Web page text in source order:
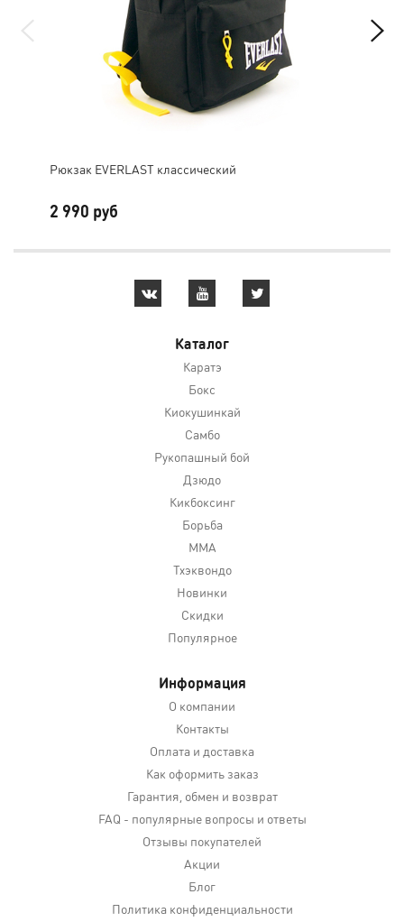
Рюкзак EVERLAST классический
2 990 руб
Каталог
Каратэ
Бокс
Киокушинкай
Самбо
Рукопашный бой
Дзюдо
Кикбоксинг
Борьба
MMA
Тхэквондо
Новинки
Скидки
Популярное
Информация
О компании
Контакты
Оплата и доставка
Как оформить заказ
Гарантия, обмен и возврат
FAQ - популярные вопросы и ответы
Отзывы покупателей
Акции
Блог
Политика конфиденциальности